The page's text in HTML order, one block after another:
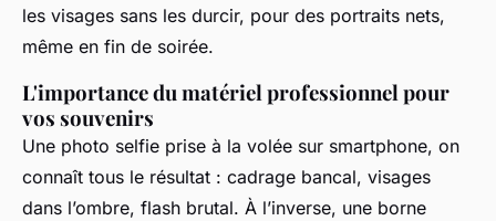
les visages sans les durcir, pour des portraits nets,
même en fin de soirée.
L'importance du matériel professionnel pour
vos souvenirs
Une photo selfie prise à la volée sur smartphone, on
connaît tous le résultat : cadrage bancal, visages
dans l’ombre, flash brutal. À l’inverse, une borne